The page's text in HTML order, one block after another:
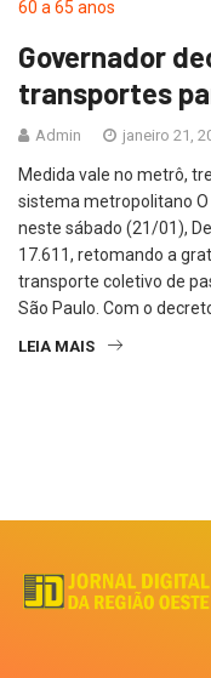
Governador
transportes
Admin janeiro 21,
Medida vale no metrô,
sistema metropolitano O
neste sábado (21/01),
17.611, retomando a
transporte coletivo de
São Paulo. Com o
LEIA MAIS